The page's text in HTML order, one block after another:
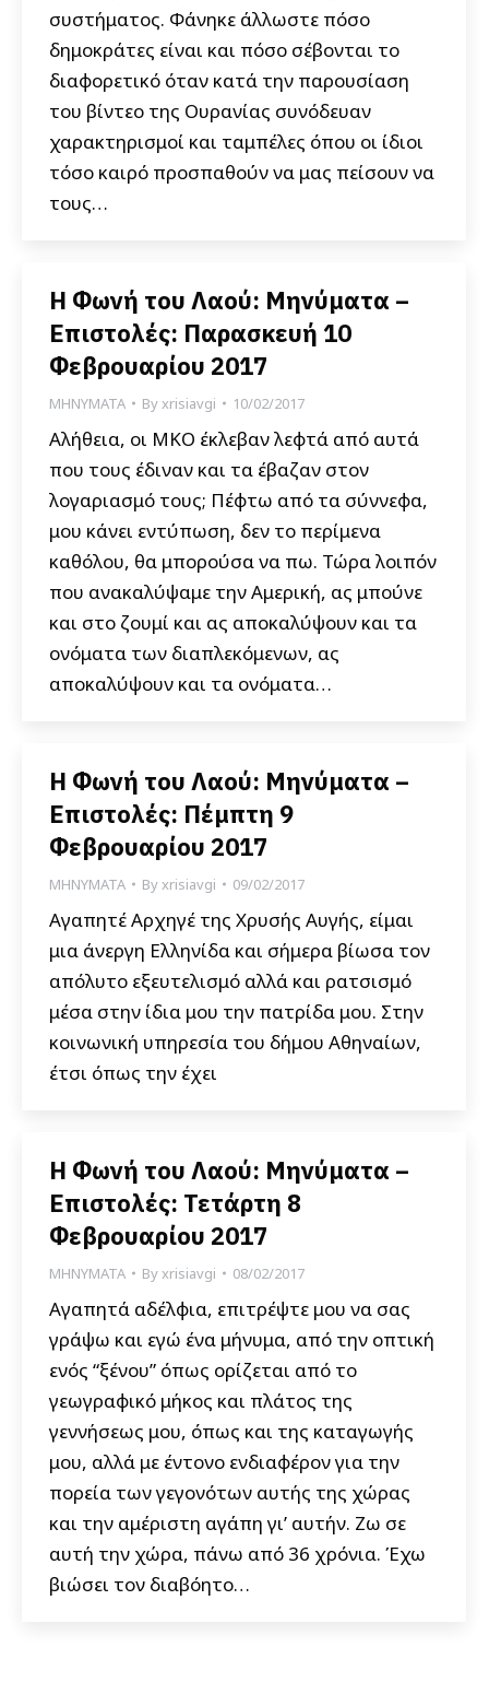
συστήματος. Φάνηκε άλλωστε πόσο
δημοκράτες είναι και πόσο σέβονται το
διαφορετικό όταν κατά την παρουσίαση
του βίντεο της Ουρανίας συνόδευαν
χαρακτηρισμοί και ταμπέλες όπου οι ίδιοι
τόσο καιρό προσπαθούν να μας πείσουν να
τους…
Η Φωνή του Λαού: Μηνύματα –
Επιστολές: Παρασκευή 10
Φεβρουαρίου 2017
ΜΗΝΥΜΑΤΑ Byxrisiavgi 10/02/2017
Αλήθεια, οι ΜΚΟ έκλεβαν λεφτά από αυτά
που τους έδιναν και τα έβαζαν στον
λογαριασμό τους; Πέφτω από τα σύννεφα,
μου κάνει εντύπωση, δεν το περίμενα
καθόλου, θα μπορούσα να πω. Τώρα λοιπόν
που ανακαλύψαμε την Αμερική, ας μπούνε
και στο ζουμί και ας αποκαλύψουν και τα
ονόματα των διαπλεκόμενων, ας
αποκαλύψουν και τα ονόματα…
Η Φωνή του Λαού: Μηνύματα –
Επιστολές: Πέμπτη 9
Φεβρουαρίου 2017
ΜΗΝΥΜΑΤΑ Byxrisiavgi 09/02/2017
Αγαπητέ Αρχηγέ της Χρυσής Αυγής, είμαι
μια άνεργη Ελληνίδα και σήμερα βίωσα τον
απόλυτο εξευτελισμό αλλά και ρατσισμό
μέσα στην ίδια μου την πατρίδα μου. Στην
κοινωνική υπηρεσία του δήμου Αθηναίων,
έτσι όπως την έχει
Η Φωνή του Λαού: Μηνύματα –
Επιστολές: Τετάρτη 8
Φεβρουαρίου 2017
ΜΗΝΥΜΑΤΑ Byxrisiavgi 08/02/2017
Αγαπητά αδέλφια, επιτρέψτε μου να σας
γράψω και εγώ ένα μήνυμα, από την οπτική
ενός “ξένου” όπως ορίζεται από το
γεωγραφικό μήκος και πλάτος της
γεννήσεως μου, όπως και της καταγωγής
μου, αλλά με έντονο ενδιαφέρον για την
πορεία των γεγονότων αυτής της χώρας
και την αμέριστη αγάπη γι’ αυτήν. Ζω σε
αυτή την χώρα, πάνω από 36 χρόνια. Έχω
βιώσει τον διαβόητο…